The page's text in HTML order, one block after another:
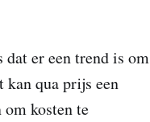
er een trend is om
qua prijs een
kosten te